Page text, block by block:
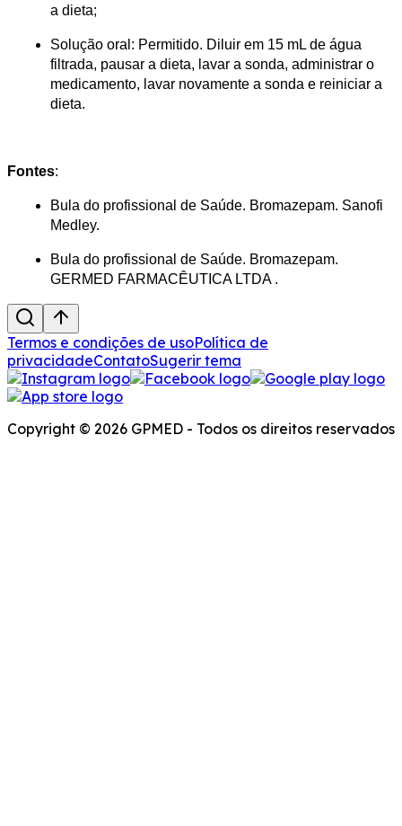
a dieta;
Solução oral: Permitido. Diluir em 15 mL de água
filtrada, pausar a dieta, lavar a sonda, administrar o
medicamento, lavar novamente a sonda e reiniciar a
dieta.
Fontes:
Bula do profissional de Saúde. Bromazepam. Sanofi
Medley​.
Bula do profissional de Saúde. Bromazepam.
GERMED FARMACÊUTICA LTDA .
Termos e condições de usoPolítica de
privacidadeContatoSugerir tema
Copyright © 2026 GPMED - Todos os direitos reservados